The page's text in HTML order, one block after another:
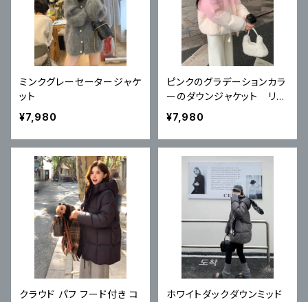
ミンクグレーセータージャケ
ット
¥7,980
ピンクのグラデーションカラ
ーのダウンジャケット リト
ルマンのジャケット ルース
ドーパミン
¥7,980
クラウド パフ フード付き コ
ホワイトダックダウンミッド